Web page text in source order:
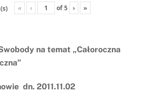
« ‹ of5 › »
na temat „Całoroczna
dn. 2011.11.02